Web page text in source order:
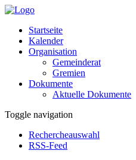
Startseite
Kalender
Organisation
Gemeinderat
Gremien
Dokumente
Aktuelle Dokumente
Toggle navigation
Rechercheauswahl
RSS-Feed